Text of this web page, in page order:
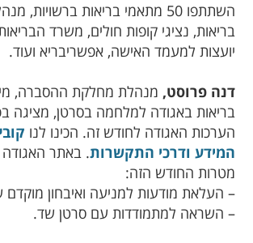
השתתפו 50 מתאמי בריאות ברשויות,
בריאות, נציגי קופות חולים, משרד
יועצות למעמד האישה, אפשריבריא ועוד.
דנה פרוסט, מנהלת מחלקת ההסברה,
בריאות באגודה למלחמה בסרטן, מציגה
הערכות האגודה לחודש זה. הכינו לנו
המידע ודרכי התקשרות. באתר האגודה
מטרות החודש הזה:
– העלאת מודעות למניעה ואיבחון
– השראה למתמודדות עם סרטן שד.